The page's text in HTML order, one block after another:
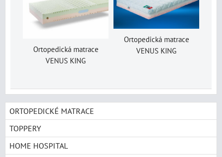
Ortopedická matrace
VENUS KING
Ortopedická matrace
VENUS KING
ORTOPEDICKÉ MATRACE
TOPPERY
HOME HOSPITAL